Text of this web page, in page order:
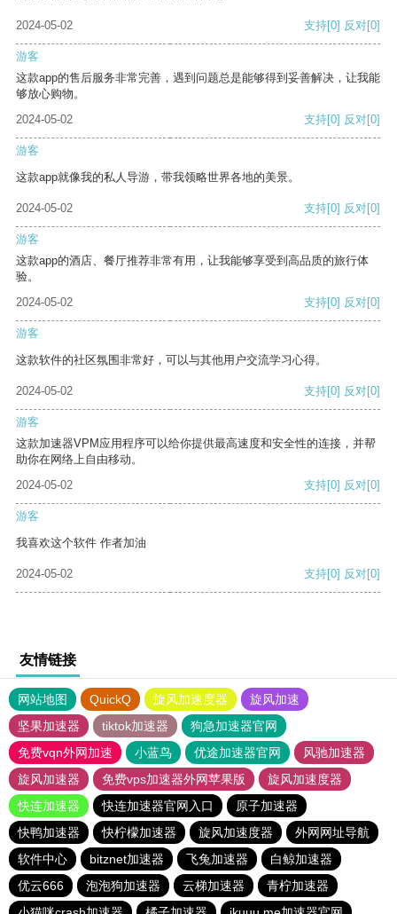
2024-05-02 支持[0] 反对[0]
游客
这款app的售后服务非常完善，遇到问题总是能够得到妥善解决，让我能
够放心购物。
2024-05-02
支持[0] 反对[0]
游客
这款app就像我的私人导游，带我领略世界各地的美景。
2024-05-02 支持[0] 反对[0]
游客
这款app的酒店、餐厅推荐非常有用，让我能够享受到高品质的旅行体
验。
2024-05-02
支持[0] 反对[0]
游客
这款软件的社区氛围非常好，可以与其他用户交流学习心得。
2024-05-02 支持[0] 反对[0]
游客
这款加速器VPM应用程序可以给你提供最高速度和安全性的连接，并帮
助你在网络上自由移动。
2024-05-02
支持[0] 反对[0]
游客
我喜欢这个软件 作者加油
2024-05-02 支持[0] 反对[0]
友情链接
网站地图 QuickQ 旋风加速度器
旋风加速
坚果加速器
tiktok加速器
狗急加速器官网
免费vqn外网加速
小蓝鸟 优途加速器官网
风驰加速器
旋风加速器
免费vps加速器外网苹果版
旋风加速度器
快连加速器
快连加速器官网入口
原子加速器
快鸭加速器
快柠檬加速器 旋风加速度器
外网网址导航
软件中心
bitznet加速器 飞兔加速器
白鲸加速器
优云666
泡泡狗加速器 云梯加速器
青柠加速器